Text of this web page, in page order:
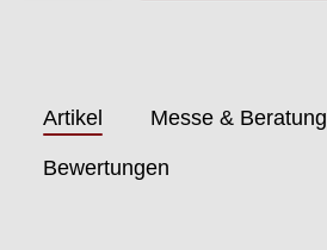
Artikel Messe & Beratung
Bewertungen